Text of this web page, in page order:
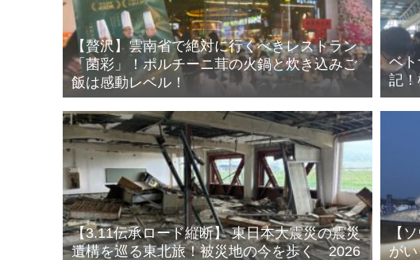
【贅沢】雲南省で絶対に行くべきレストラン
「菌彩」！ポルチーニ茸の火鍋と炊き込みご
飯は感動レベル！
【3.11伝承ロード縦断】 東日本大震災の震災
遺構を巡る東北旅！被災地の今を歩く 2026
ベ
記
【
が